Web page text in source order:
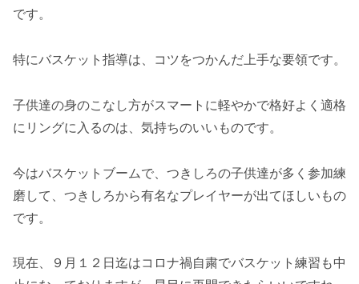
です。
特にバスケット指導は、コツをつかんだ上手な要領です。
子供達の身のこなし方がスマートに軽やかで格好よく適格
にリングに入るのは、気持ちのいいものです。
今はバスケットブームで、つきしろの子供達が多く参加練
磨して、つきしろから有名なプレイヤーが出てほしいもの
です。
現在、９月１２日迄はコロナ禍自粛でバスケット練習も中